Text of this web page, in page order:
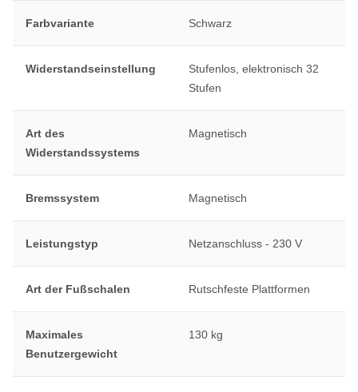
Farbvariante Schwarz
Widerstandseinstellung
Stufenlos, elektronisch 32
Stufen
Art des
Widerstandssystems
Magnetisch
Bremssystem Magnetisch
Leistungstyp Netzanschluss - 230 V
Art der Fußschalen Rutschfeste Plattformen
Maximales
Benutzergewicht
130 kg